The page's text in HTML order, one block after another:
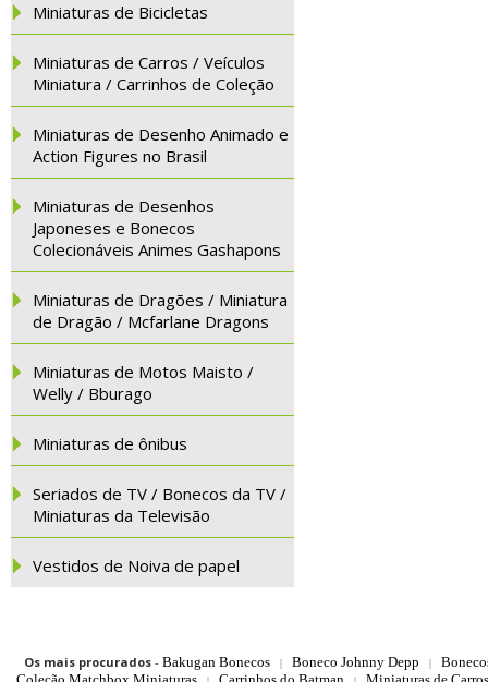
Miniaturas de Bicicletas
Miniaturas de Carros / Veículos
Miniatura / Carrinhos de Coleção
Miniaturas de Desenho Animado e
Action Figures no Brasil
Miniaturas de Desenhos
Japoneses e Bonecos
Colecionáveis Animes Gashapons
Miniaturas de Dragões / Miniatura
de Dragão / Mcfarlane Dragons
Miniaturas de Motos Maisto /
Welly / Bburago
Miniaturas de ônibus
Seriados de TV / Bonecos da TV /
Miniaturas da Televisão
Vestidos de Noiva de papel
Os mais procurados- Bakugan Bonecos | Boneco Johnny Depp |